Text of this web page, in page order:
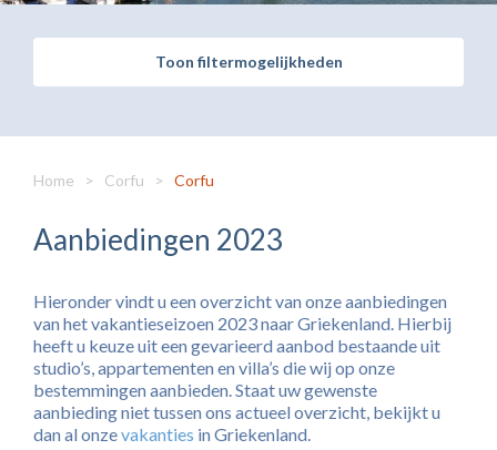
Toon filtermogelijkheden
Home > Corfu > Corfu
Aanbiedingen 2023
Hieronder vindt u een overzicht van onze aanbiedingen
van het vakantieseizoen 2023 naar Griekenland. Hierbij
heeft u keuze uit een gevarieerd aanbod bestaande uit
studio’s, appartementen en villa’s die wij op onze
bestemmingen aanbieden. Staat uw gewenste
aanbieding niet tussen ons actueel overzicht, bekijkt u
dan al onzevakanties in Griekenland.